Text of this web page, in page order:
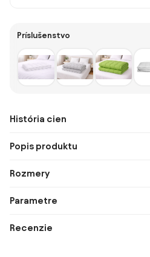
Príslušenstvo
História cien
Popis produktu
Rozmery
Parametre
Recenzie